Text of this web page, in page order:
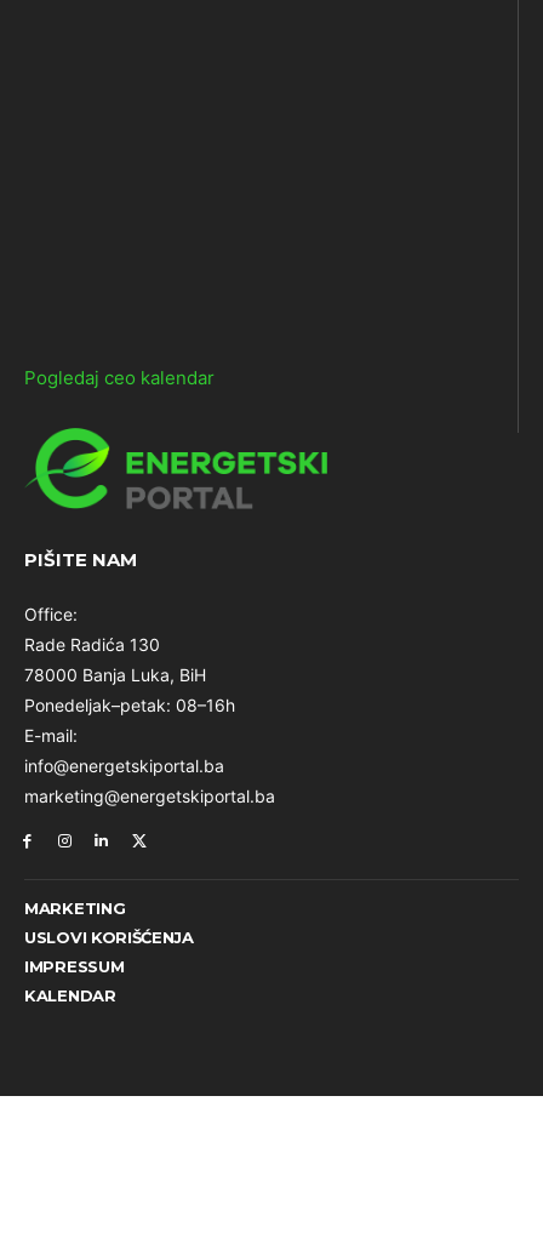
Pogledaj ceo kalendar
PIŠITE NAM
Office:
Rade Radića 130
78000 Banja Luka, BiH
Ponedeljak–petak: 08–16h
E-mail:
info@energetskiportal.ba
marketing@energetskiportal.ba
MARKETING
USLOVI KORIŠĆENJA
IMPRESSUM
KALENDAR